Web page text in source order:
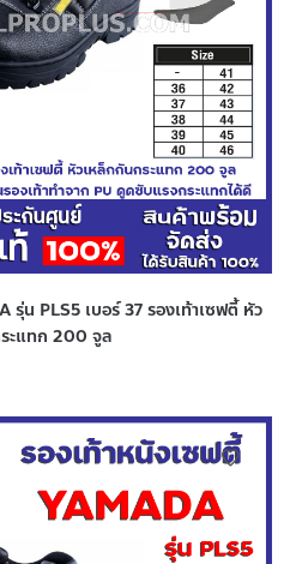
รุ่น PLS5 เบอร์ 37 รองเท้าเซฟตี้ หัว
ะแทก 200 จูล